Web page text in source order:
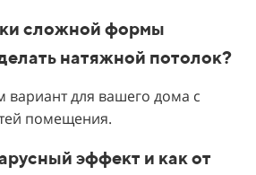
сложной формы
натяжной потолок?
вариант для вашего дома с
помещения.
эффект и как от